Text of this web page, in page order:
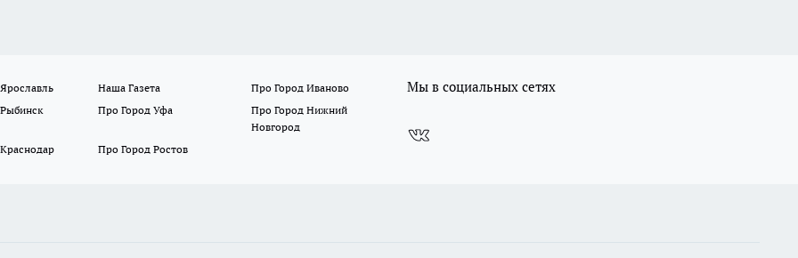
Наша Газета
Про Город Иваново
Про Город Уфа
Про Город Нижний
Новгород
Про Город Ростов
Мы в социальных сетях